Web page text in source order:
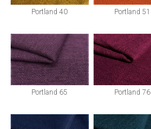
Portland 40 Portland 51
Portland 65 Portland 76